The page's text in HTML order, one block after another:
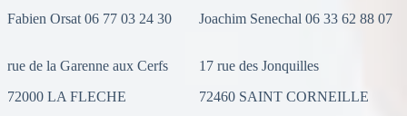
Fabien Orsat 06 77 03 24 30 Joachim Senechal 06 33 62 88 07
rue de la Garenne aux Cerfs
17 rue des Jonquilles
72000 LA FLECHE
72460 SAINT CORNEILLE